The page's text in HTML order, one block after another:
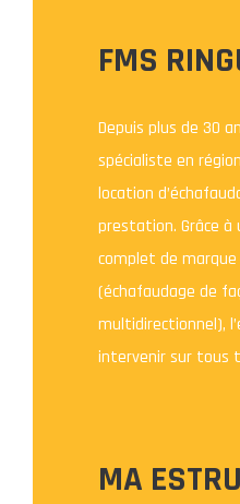
FMS
Depuis plus de 30
spécialiste en
location
prestation. Grâce
complet de marque
(échafaudage de
multidirectionnel),
intervenir sur tous
MA